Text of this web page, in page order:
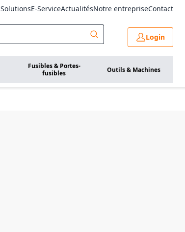
SolutionsE-ServiceActualitésNotre entrepriseContact
Login
Fusibles & Portes-
fusibles
Outils & Machines